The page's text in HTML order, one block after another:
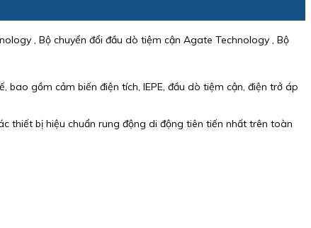
, Bộ chuyển đổi đầu dò tiệm cận Agate Technology , Bộ
gồm cảm biến điện tích, IEPE, đầu dò tiệm cận, điện trở áp
thiết bị hiệu chuẩn rung động di động tiên tiến nhất trên toàn